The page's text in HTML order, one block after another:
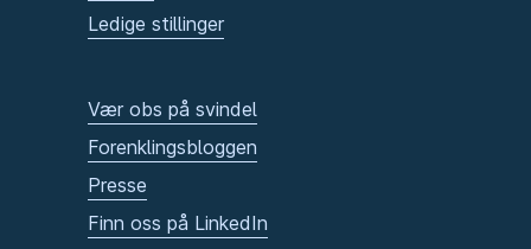
Ledige stillinger
Vær obs på svindel
Forenklingsbloggen
Presse
Finn oss på LinkedIn